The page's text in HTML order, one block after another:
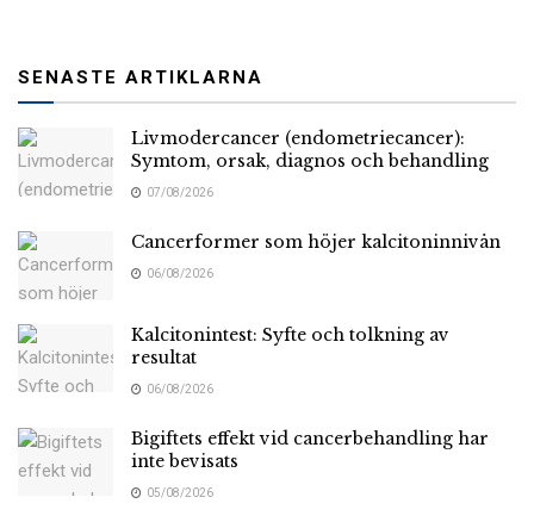
SENASTE ARTIKLARNA
Livmodercancer (endometriecancer):
Symtom, orsak, diagnos och behandling
07/08/2026
Cancerformer som höjer kalcitoninnivån
06/08/2026
Kalcitonintest: Syfte och tolkning av
resultat
06/08/2026
Bigiftets effekt vid cancerbehandling har
inte bevisats
05/08/2026